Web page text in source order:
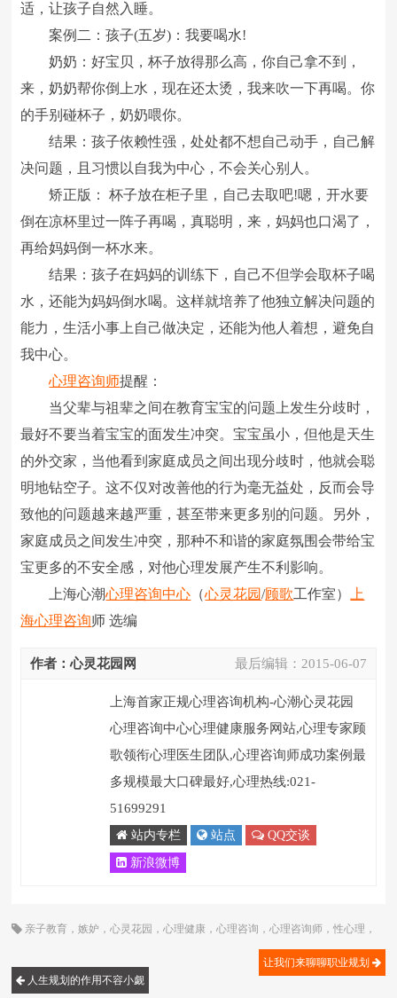
适，让孩子自然入睡。
案例二：孩子(五岁)：我要喝水!
奶奶：好宝贝，杯子放得那么高，你自己拿不到，
来，奶奶帮你倒上水，现在还太烫，我来吹一下再喝。你
的手别碰杯子，奶奶喂你。
结果：孩子依赖性强，处处都不想自己动手，自己解
决问题，且习惯以自我为中心，不会关心别人。
矫正版： 杯子放在柜子里，自己去取吧!嗯，开水要
倒在凉杯里过一阵子再喝，真聪明，来，妈妈也口渴了，
再给妈妈倒一杯水来。
结果：孩子在妈妈的训练下，自己不但学会取杯子喝
水，还能为妈妈倒水喝。这样就培养了他独立解决问题的
能力，生活小事上自己做决定，还能为他人着想，避免自
我中心。
心理咨询师提醒：
当父辈与祖辈之间在教育宝宝的问题上发生分歧时，
最好不要当着宝宝的面发生冲突。宝宝虽小，但他是天生
的外交家，当他看到家庭成员之间出现分歧时，他就会聪
明地钻空子。这不仅对改善他的行为毫无益处，反而会导
致他的问题越来越严重，甚至带来更多别的问题。另外，
家庭成员之间发生冲突，那种不和谐的家庭氛围会带给宝
宝更多的不安全感，对他心理发展产生不利影响。
上海心潮心理咨询中心 （心灵花园/顾歌工作室）
上
海心理咨询师 选编
最后编辑： 2015-06-07
作者：心灵花园网
上海首家正规心理咨询机构-心潮心灵花园
心理咨询中心心理健康服务网站,心理专家顾
歌领衔心理医生团队,心理咨询师成功案例最
多规模最大口碑最好,心理热线:021-
51699291
站内专栏 站点 QQ交谈
新浪微博
亲子教育 ，嫉妒 ，心灵花园 ，心理健康 ，心理咨询 ，心理咨询师 ，性心理 ，
人生规划的作用不容小觑
让我们来聊聊职业规划